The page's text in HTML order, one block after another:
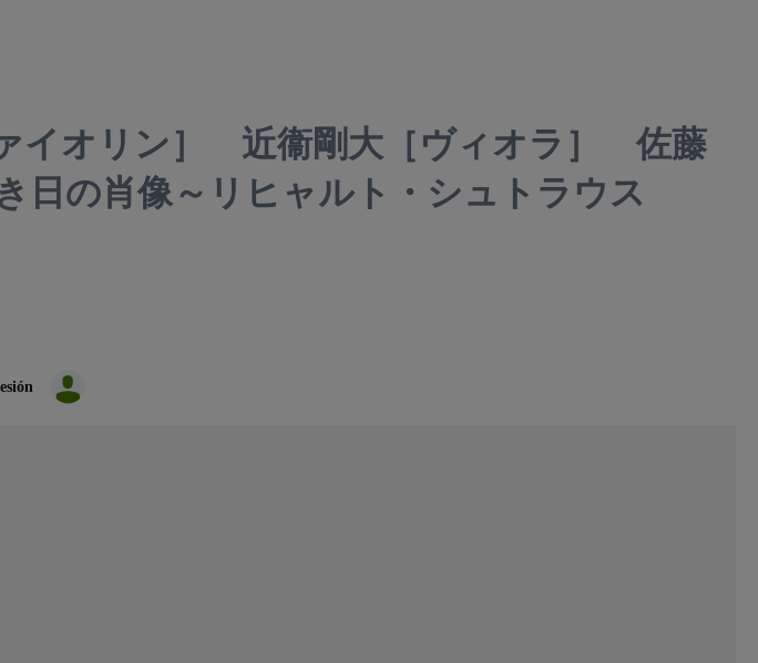
イオリン］ 近衞剛大［ヴィオラ］ 佐藤
の肖像～リヒャルト・シュトラウス